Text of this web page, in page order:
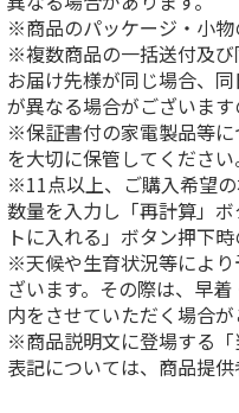
※商品のパッケージ・小物
※複数商品の一括送付及
お届け先様が同じ場合、
が異なる場合がございま
※保証書付の家電製品等
を大切に保管してくださ
※11点以上、ご購入希望
数量を入力し「再計算」
トに入れる」ボタン押下
※天候や生育状況等によ
ざいます。その際は、早
内をさせていただく場合が
※商品説明文に登場する
表記については、商品提供